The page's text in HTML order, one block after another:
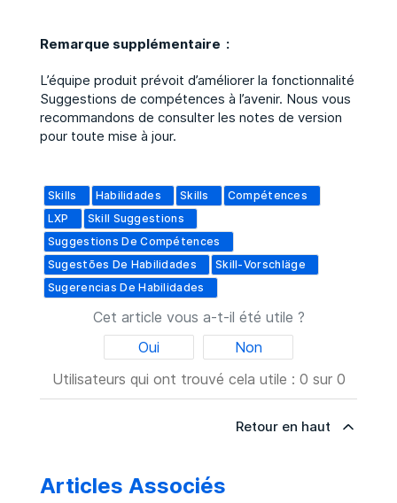
Remarque supplémentaire :
L’équipe produit prévoit d’améliorer la fonctionnalité
Suggestions de compétences à l’avenir. Nous vous
recommandons de consulter les notes de version
pour toute mise à jour.
Skills Habilidades Skills
Compétences
LXP
Skill Suggestions
Suggestions De Compétences
Sugestões De Habilidades
Skill-Vorschläge
Sugerencias De Habilidades
Cet article vous a-t-il été utile ?
Oui
Non
Utilisateurs qui ont trouvé cela utile : 0 sur 0
Retour en haut
Articles Associés